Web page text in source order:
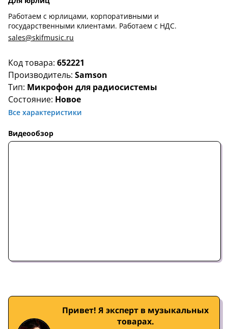
Код товара: 652221
Производитель: Samson
Тип: Микрофон для радиосистемы
Состояние: Новое
Все характеристики
Видеообзор
Работаем с юрлицами, корпоративными и
государственными клиентами. Работаем с НДС.
sales@skifmusic.ru
Привет! Я эксперт в музыкальных
товарах.